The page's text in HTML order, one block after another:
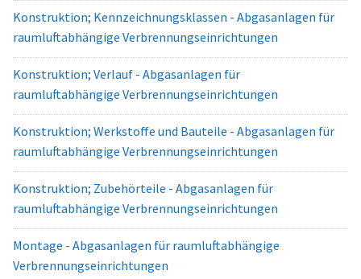
Konstruktion; Kennzeichnungsklassen - Abgasanlagen für
raumluftabhängige Verbrennungseinrichtungen
Konstruktion; Verlauf - Abgasanlagen für
raumluftabhängige Verbrennungseinrichtungen
Konstruktion; Werkstoffe und Bauteile - Abgasanlagen für
raumluftabhängige Verbrennungseinrichtungen
Konstruktion; Zubehörteile - Abgasanlagen für
raumluftabhängige Verbrennungseinrichtungen
Montage - Abgasanlagen für raumluftabhängige
Verbrennungseinrichtungen